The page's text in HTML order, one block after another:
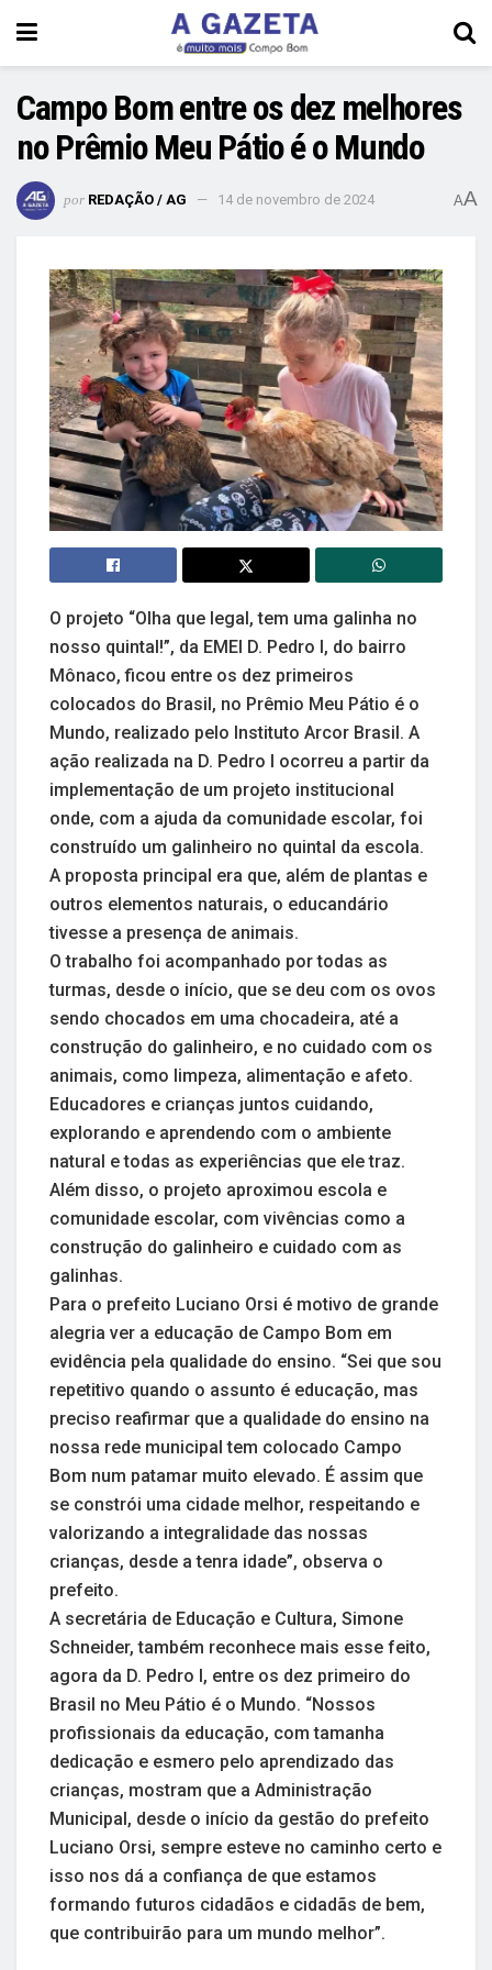
Campo Bom entre os dez melhores
no Prêmio Meu Pátio é o Mundo
por REDAÇÃO / AG 14 de novembro de 2024 AA
O projeto “Olha que legal, tem uma galinha no
nosso quintal!”, da EMEI D. Pedro I, do bairro
Mônaco, ficou entre os dez primeiros
colocados do Brasil, no Prêmio Meu Pátio é o
Mundo, realizado pelo Instituto Arcor Brasil. A
ação realizada na D. Pedro I ocorreu a partir da
implementação de um projeto institucional
onde, com a ajuda da comunidade escolar, foi
construído um galinheiro no quintal da escola.
A proposta principal era que, além de plantas e
outros elementos naturais, o educandário
tivesse a presença de animais.
O trabalho foi acompanhado por todas as
turmas, desde o início, que se deu com os ovos
sendo chocados em uma chocadeira, até a
construção do galinheiro, e no cuidado com os
animais, como limpeza, alimentação e afeto.
Educadores e crianças juntos cuidando,
explorando e aprendendo com o ambiente
natural e todas as experiências que ele traz.
Além disso, o projeto aproximou escola e
comunidade escolar, com vivências como a
construção do galinheiro e cuidado com as
galinhas.
Para o prefeito Luciano Orsi é motivo de grande
alegria ver a educação de Campo Bom em
evidência pela qualidade do ensino. “Sei que sou
repetitivo quando o assunto é educação, mas
preciso reafirmar que a qualidade do ensino na
nossa rede municipal tem colocado Campo
Bom num patamar muito elevado. É assim que
se constrói uma cidade melhor, respeitando e
valorizando a integralidade das nossas
crianças, desde a tenra idade”, observa o
prefeito.
A secretária de Educação e Cultura, Simone
Schneider, também reconhece mais esse feito,
agora da D. Pedro I, entre os dez primeiro do
Brasil no Meu Pátio é o Mundo. “Nossos
profissionais da educação, com tamanha
dedicação e esmero pelo aprendizado das
crianças, mostram que a Administração
Municipal, desde o início da gestão do prefeito
Luciano Orsi, sempre esteve no caminho certo e
isso nos dá a confiança de que estamos
formando futuros cidadãos e cidadãs de bem,
que contribuirão para um mundo melhor”.